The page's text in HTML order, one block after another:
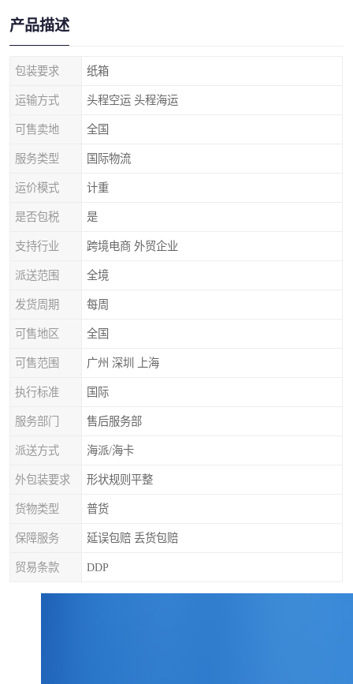
产品描述
包装要求 纸箱
运输方式 头程空运 头程海运
可售卖地 全国
服务类型 国际物流
运价模式 计重
是否包税 是
支持行业 跨境电商 外贸企业
派送范围 全境
发货周期 每周
可售地区 全国
可售范围 广州 深圳 上海
执行标准 国际
服务部门 售后服务部
派送方式 海派/海卡
外包装要求 形状规则平整
货物类型 普货
保障服务 延误包赔 丢货包赔
贸易条款 DDP